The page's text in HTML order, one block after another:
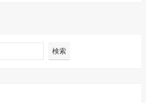
検索